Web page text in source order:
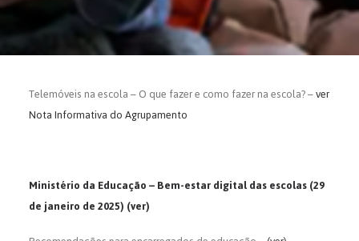
Telemóveis na escola – O que fazer e como fazer na escola? –ver
Nota Informativa do Agrupamento
Ministério da Educação – Bem-estar digital das escolas (29
de janeiro de 2025) (ver)